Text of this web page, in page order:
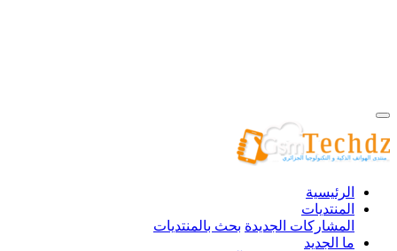
الرئيسية
المنتديات
المشاركات الجديدة بحث بالمنتديات
ما الجديد